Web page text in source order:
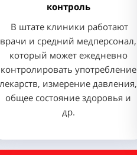
контроль
В штате клиники работают
врачи и средний медперсонал,
который может ежедневно
контролировать употребление
лекарств, измерение давления,
общее состояние здоровья и
др.